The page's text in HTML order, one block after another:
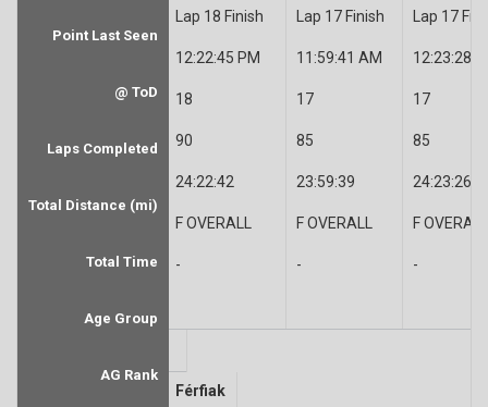
Point Last Seen
@ ToD
Laps Completed
Total Distance (mi)
Total Time
Age Group
AG Rank
Lap 18 Finish
12:22:45 PM
18
90
24:22:42
F OVERALL
-
Lap 17 Finish
11:59:41 AM
17
85
23:59:39
F OVERALL
-
Lap 17
12:23:28
17
85
24:23:26
F OVERALL
-
Férfiak